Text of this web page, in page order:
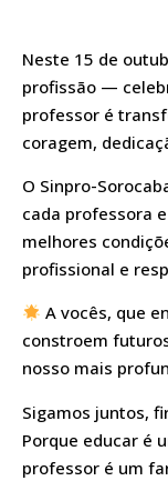
Neste 15 de
profissão —
professor é
coragem,
O Sinpro-
cada professora
melhores
profissional e
A vocês, que
constroem
nosso mais
Sigamos juntos,
Porque educar é
professor é um